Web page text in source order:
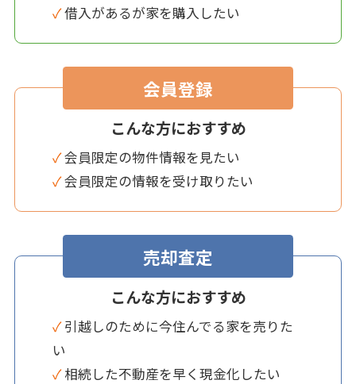
✓ 借入があるが家を購入したい
会員登録
こんな方におすすめ
✓ 会員限定の物件情報を見たい
✓ 会員限定の情報を受け取りたい
売却査定
こんな方におすすめ
✓ 引越しのために今住んでる家を売りた
い
✓ 相続した不動産を早く現金化したい